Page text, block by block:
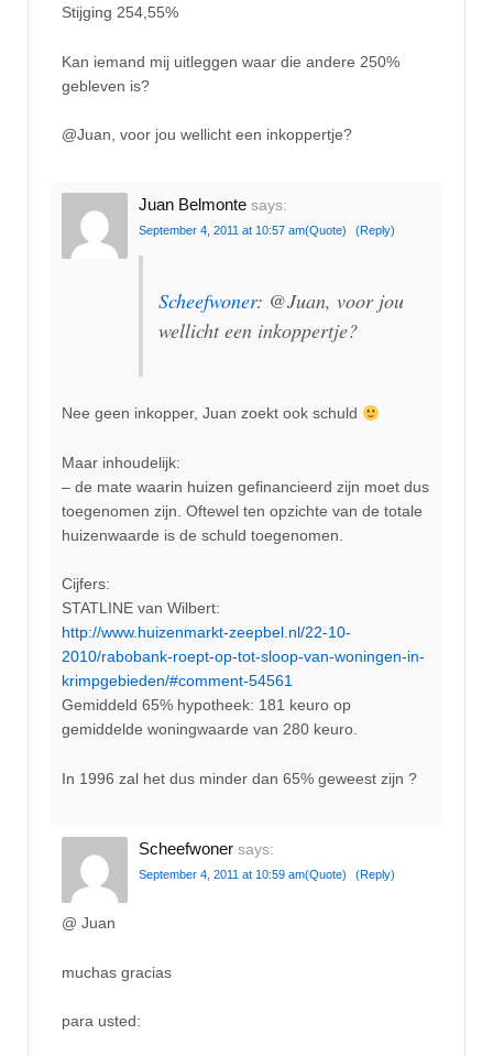
Stijging 254,55%
Kan iemand mij uitleggen waar die andere 250%
gebleven is?
@Juan, voor jou wellicht een inkoppertje?
Juan Belmonte says:
September 4, 2011 at 10:57 am(Quote) (Reply)
Scheefwoner: @Juan, voor jou
wellicht een inkoppertje?
Nee geen inkopper, Juan zoekt ook schuld
Maar inhoudelijk:
– de mate waarin huizen gefinancieerd zijn moet dus
toegenomen zijn. Oftewel ten opzichte van de totale
huizenwaarde is de schuld toegenomen.
Cijfers:
STATLINE van Wilbert:
http://www.huizenmarkt-zeepbel.nl/22-10-
2010/rabobank-roept-op-tot-sloop-van-woningen-in-
krimpgebieden/#comment-54561
Gemiddeld 65% hypotheek: 181 keuro op
gemiddelde woningwaarde van 280 keuro.
In 1996 zal het dus minder dan 65% geweest zijn ?
Scheefwoner says:
September 4, 2011 at 10:59 am(Quote) (Reply)
@ Juan
muchas gracias
para usted: